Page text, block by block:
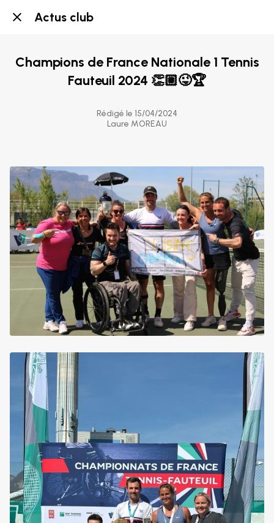
Actus club
Champions de France Nationale 1 Tennis
Fauteuil 2024 👏🏼😜🏆
Rédigé le 15/04/2024
Laure MOREAU